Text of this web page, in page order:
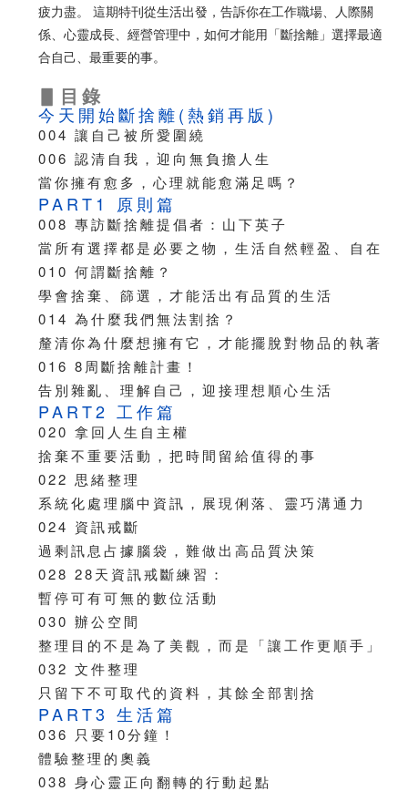
疲力盡。 這期特刊從生活出發，告訴你在工作職場、人際關
係、心靈成長、經營管理中，如何才能用「斷捨離」選擇最適
合自己、最重要的事。
▋目錄
今天開始斷捨離(熱銷再版)
004 讓自己被所愛圍繞
006 認清自我，迎向無負擔人生
當你擁有愈多，心理就能愈滿足嗎？
PART1 原則篇
008 專訪斷捨離提倡者：山下英子
當所有選擇都是必要之物，生活自然輕盈、自在
010 何謂斷捨離？
學會捨棄、篩選，才能活出有品質的生活
014 為什麼我們無法割捨？
釐清你為什麼想擁有它，才能擺脫對物品的執著
016 8周斷捨離計畫！
告別雜亂、理解自己，迎接理想順心生活
PART2 工作篇
020 拿回人生自主權
捨棄不重要活動，把時間留給值得的事
022 思緒整理
系統化處理腦中資訊，展現俐落、靈巧溝通力
024 資訊戒斷
過剩訊息占據腦袋，難做出高品質決策
028 28天資訊戒斷練習：
暫停可有可無的數位活動
030 辦公空間
整理目的不是為了美觀，而是「讓工作更順手」
032 文件整理
只留下不可取代的資料，其餘全部割捨
PART3 生活篇
036 只要10分鐘！
體驗整理的奧義
038 身心靈正向翻轉的行動起點